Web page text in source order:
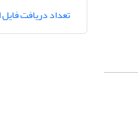
تعداد دریافت